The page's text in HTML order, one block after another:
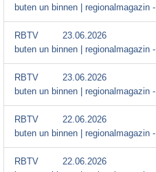
buten un binnen | regionalmagazin -
RBTV
23.06.2026
buten un binnen | regionalmagazin -
RBTV
23.06.2026
buten un binnen | regionalmagazin -
RBTV
22.06.2026
buten un binnen | regionalmagazin -
RBTV
22.06.2026